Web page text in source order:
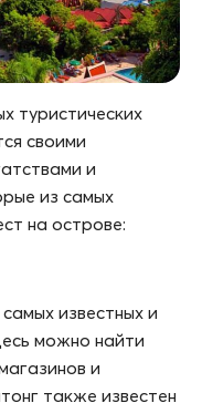
туристических
своими
и
из самых
на острове:
известных и
можно найти
и
также известен